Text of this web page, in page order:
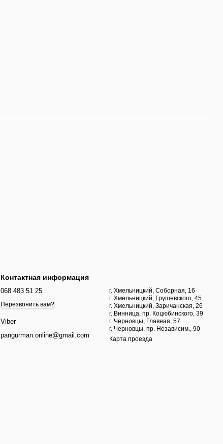
Контактная информация
068 483 51 25
Перезвонить вам?
Viber
pangurman.online@gmail.com
г. Хмельницкий, Соборная, 16
г. Хмельницкий, Грушевского, 45
г. Хмельницкий, Заричанская, 26
г. Винница, пр. Коцюбинского, 39
г. Черновцы, Главная, 57
г. Черновцы, пр. Независим., 90
Карта проезда